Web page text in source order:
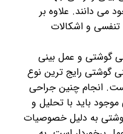
می دانند. علاوه بر
تنفسی و اشکالات
گوشتی و عمل بینی
گوشتی رایج ترین نوع
انجام چنین جراحی
موجود باید با تحلیل و
به دلیل خصوصیات